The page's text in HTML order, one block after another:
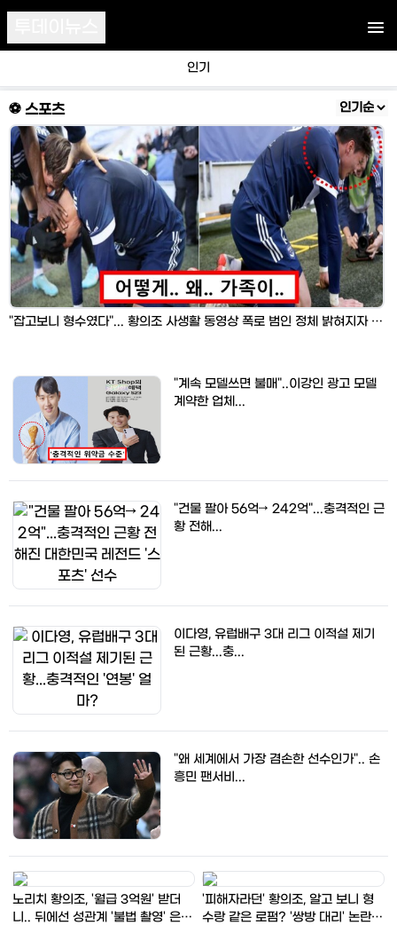
인기
⚽ 스포츠
"잡고보니 형수였다"... 황의조 사생활 동영상 폭로 범인 정체 밝혀지자 모두 경악했다
"계속 모델쓰면 불매"..이강인 광고 모델
계약한 업체...
"건물 팔아 56억→ 242억"...충격적인 근
황 전해...
이다영, 유럽배구 3대 리그 이적설 제기
된 근황...충...
"왜 세계에서 가장 겸손한 선수인가".. 손
흥민 팬서비...
노리치 황의조, '월급 3억원' 받더
니.. 뒤에선 성관계 '불법 촬영' 은밀
'피해자라던' 황의조, 알고 보니 형
수랑 같은 로펌? '쌍방 대리' 논란..